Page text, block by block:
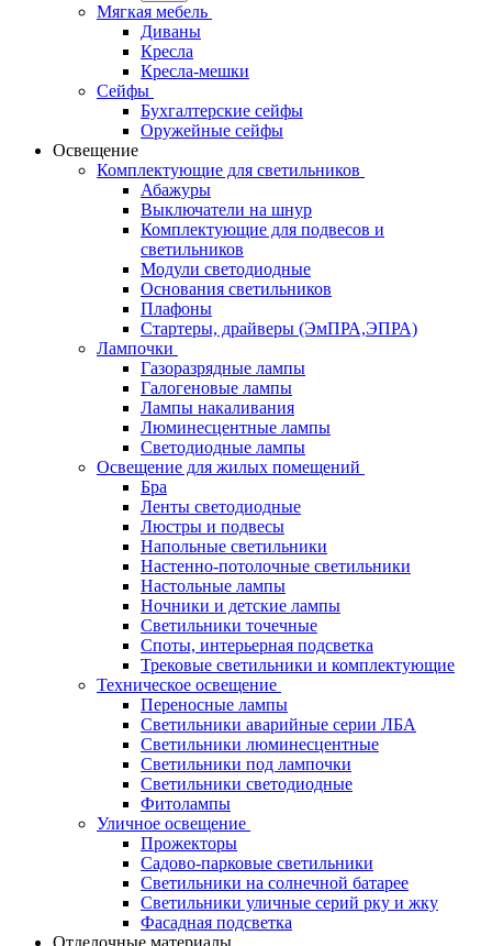
Мягкая мебель
Диваны
Кресла
Кресла-мешки
Сейфы
Бухгалтерские сейфы
Оружейные сейфы
Освещение
Комплектующие для светильников
Абажуры
Выключатели на шнур
Комплектующие для подвесов и
светильников
Модули светодиодные
Основания светильников
Плафоны
Стартеры, драйверы (ЭмПРА,ЭПРА)
Лампочки
Газоразрядные лампы
Галогеновые лампы
Лампы накаливания
Люминесцентные лампы
Светодиодные лампы
Освещение для жилых помещений
Бра
Ленты светодиодные
Люстры и подвесы
Напольные светильники
Настенно-потолочные светильники
Настольные лампы
Ночники и детские лампы
Светильники точечные
Споты, интерьерная подсветка
Трековые светильники и комплектующие
Техническое освещение
Переносные лампы
Светильники аварийные серии ЛБА
Светильники люминесцентные
Светильники под лампочки
Светильники светодиодные
Фитолампы
Уличное освещение
Прожекторы
Садово-парковые светильники
Светильники на солнечной батарее
Светильники уличные серий рку и жку
Фасадная подсветка
Отделочные материалы